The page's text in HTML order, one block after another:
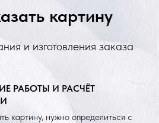
картину
и изготовления заказа
РАБОТЫ И РАСЧЁТ
картину, нужно определиться с